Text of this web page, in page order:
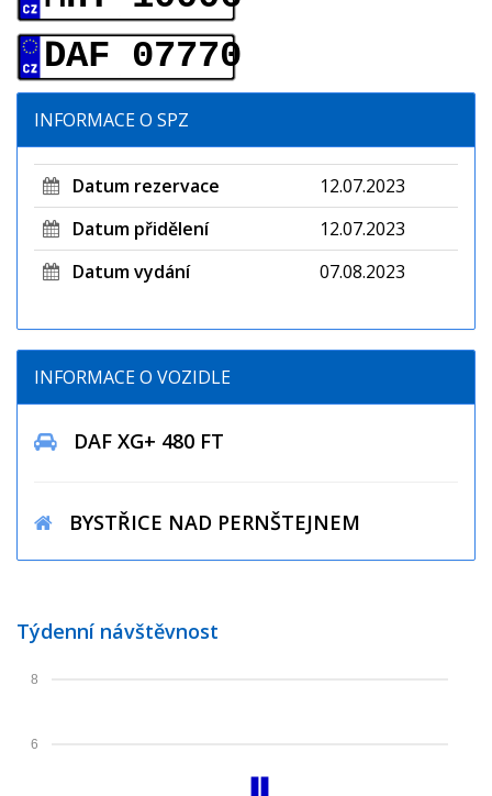
DAF 07770
INFORMACE O SPZ
Datum rezervace
12.07.2023
Datum přidělení
12.07.2023
Datum vydání
07.08.2023
INFORMACE O VOZIDLE
DAF XG+ 480 FT
BYSTŘICE NAD PERNŠTEJNEM
Týdenní návštěvnost
6
8